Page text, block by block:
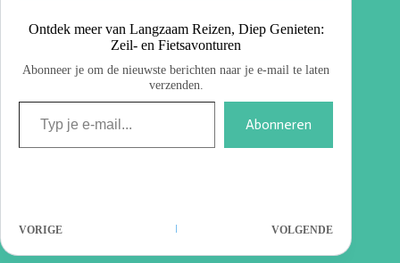
Ontdek meer van Langzaam Reizen, Diep Genieten:
Zeil- en Fietsavonturen
Abonneer je om de nieuwste berichten naar je e-mail te laten
verzenden.
Abonneren
VORIGE VOLGENDE